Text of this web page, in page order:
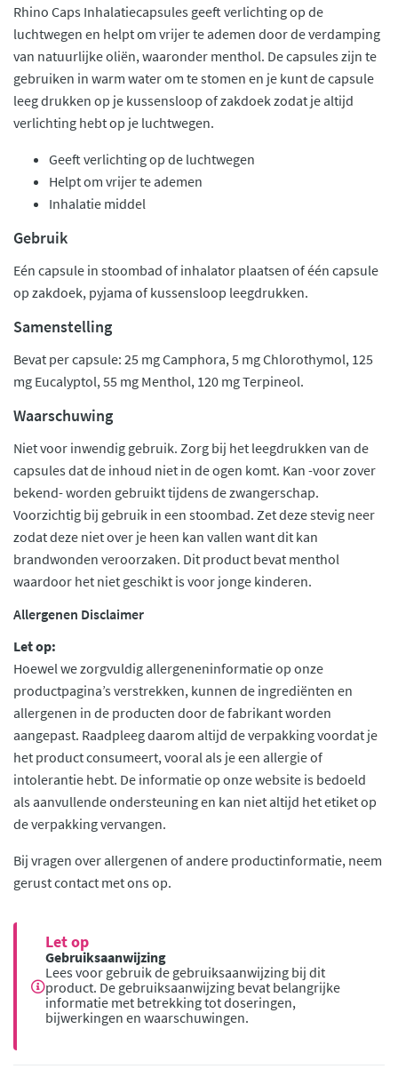
Rhino Caps Inhalatiecapsules geeft verlichting op de
luchtwegen en helpt om vrijer te ademen door de verdamping
van natuurlijke oliën, waaronder menthol. De capsules zijn te
gebruiken in warm water om te stomen en je kunt de capsule
leeg drukken op je kussensloop of zakdoek zodat je altijd
verlichting hebt op je luchtwegen.
Geeft verlichting op de luchtwegen
Helpt om vrijer te ademen
Inhalatie middel
Gebruik
Eén capsule in stoombad of inhalator plaatsen of één capsule
op zakdoek, pyjama of kussensloop leegdrukken.
Samenstelling
Bevat per capsule: 25 mg Camphora, 5 mg Chlorothymol, 125
mg Eucalyptol, 55 mg Menthol, 120 mg Terpineol.
Waarschuwing
Niet voor inwendig gebruik. Zorg bij het leegdrukken van de
capsules dat de inhoud niet in de ogen komt. Kan -voor zover
bekend- worden gebruikt tijdens de zwangerschap.
Voorzichtig bij gebruik in een stoombad. Zet deze stevig neer
zodat deze niet over je heen kan vallen want dit kan
brandwonden veroorzaken. Dit product bevat menthol
waardoor het niet geschikt is voor jonge kinderen.
Allergenen Disclaimer
Let op:
Hoewel we zorgvuldig allergeneninformatie op onze
productpagina’s verstrekken, kunnen de ingrediënten en
allergenen in de producten door de fabrikant worden
aangepast. Raadpleeg daarom altijd de verpakking voordat je
het product consumeert, vooral als je een allergie of
intolerantie hebt. De informatie op onze website is bedoeld
als aanvullende ondersteuning en kan niet altijd het etiket op
de verpakking vervangen.
Bij vragen over allergenen of andere productinformatie, neem
gerust contact met ons op.
Let op
Gebruiksaanwijzing
Lees voor gebruik de gebruiksaanwijzing bij dit
product. De gebruiksaanwijzing bevat belangrijke
informatie met betrekking tot doseringen,
bijwerkingen en waarschuwingen.